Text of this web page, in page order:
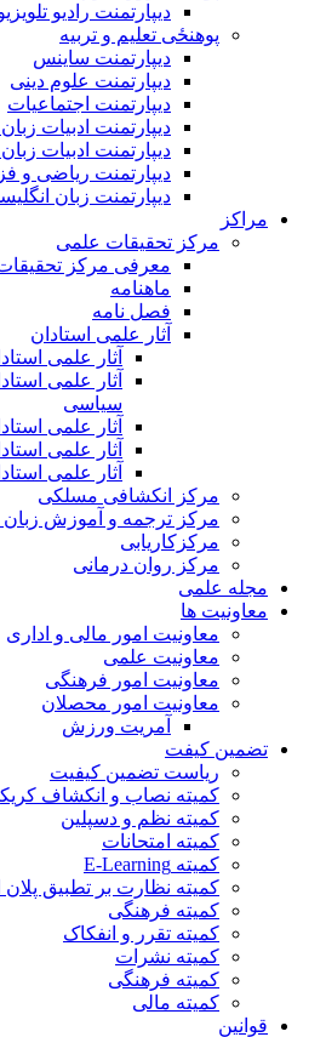
دیپارتمنت رادیو
پوهنځی تعلیم و تربیه
دیپارتمنت ساینس
دیپارتمنت علوم دینی
دیپارتمنت اجتماعیات
دیپارتمنت ادبیات
دیپارتمنت ادبیات
دیپارتمنت ریاضی و
دیپارتمنت زبان
مراکز
مرکز تحقیقات علمی
معرفی مرکز
ماهنامه
فصل نامه
آثار علمی استادان
آثار علمی
آثار علمی
سیاسی
آثار علمی
آثار علمی
آثار علمی
مرکز انکشافی مسلکی
مرکز ترجمه و آموزش
مرکزکاریابی
مرکز روان درمانی
مجله علمی
معاونیت ها
معاونیت امور مالی و اداری
معاونیت علمی
معاونیت امور فرهنگی
معاونیت امور محصلان
آمریت ورزش
تضمین کیفت
ریاست تضمین کیفیت
کمیته نصاب و انکشاف
کمیته نظم و دسپلین
کمیته امتحانات
کمیته E-Learning
کمیته نظارت بر تطبیق پلان
کمیته فرهنگی
کمیته تقرر و انفکاک
کمیته نشرات
کمیته فرهنگی
کمیته مالی
قوانین